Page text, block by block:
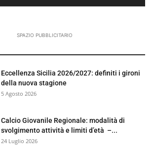
SPAZIO PUBBLICITARIO
Eccellenza Sicilia 2026/2027: definiti i gironi
della nuova stagione
5 Agosto 2026
Calcio Giovanile Regionale: modalità di
svolgimento attività e limiti d’età –...
24 Luglio 2026